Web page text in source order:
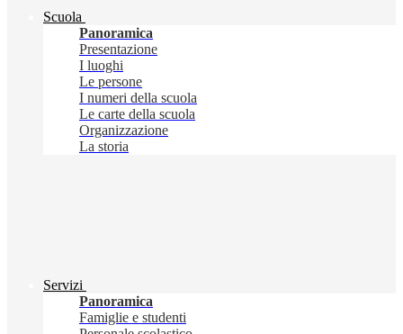
Scuola
Panoramica
Presentazione
I luoghi
Le persone
I numeri della scuola
Le carte della scuola
Organizzazione
La storia
Servizi
Panoramica
Famiglie e studenti